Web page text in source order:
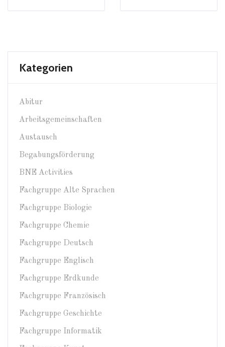
Kategorien
Abitur
Arbeitsgemeinschaften
Austausch
Begabungsförderung
BNE Activities
Fachgruppe Alte Sprachen
Fachgruppe Biologie
Fachgruppe Chemie
Fachgruppe Deutsch
Fachgruppe Englisch
Fachgruppe Erdkunde
Fachgruppe Französisch
Fachgruppe Geschichte
Fachgruppe Informatik